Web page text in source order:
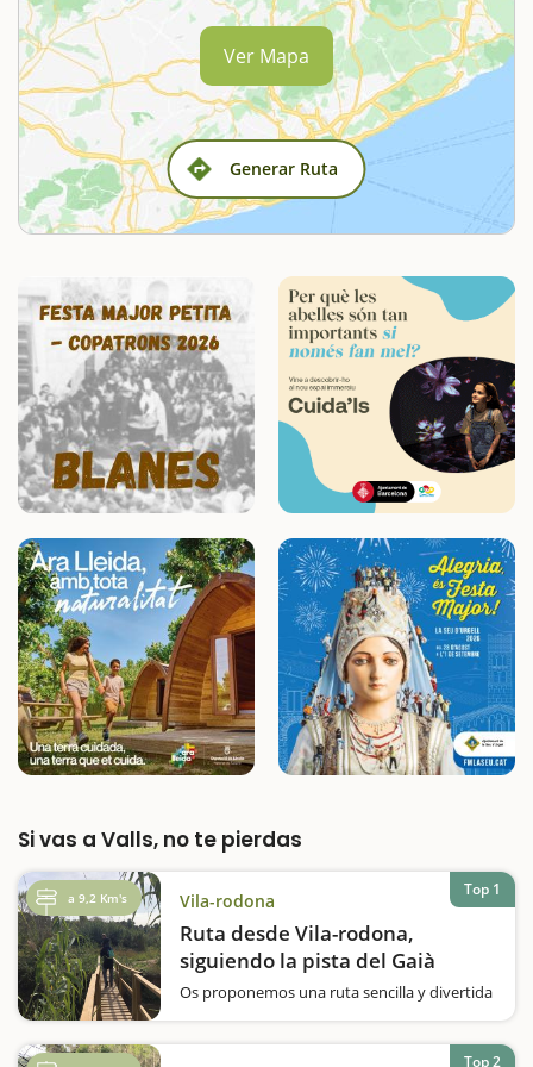
Generar Ruta
Ver Mapa
Si vas a Valls, no te pierdas
a 9,2 Km's Vila-rodona
Ruta desde Vila-rodona,
siguiendo la pista del Gaià
Os proponemos una ruta sencilla y divertida
pero nosotros empezamos la aventura en
Top 1
Top 2